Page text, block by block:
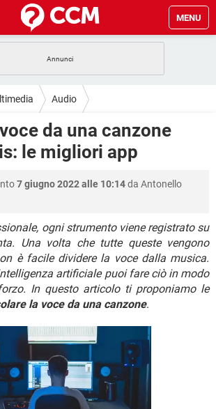
MENU
ANDROID
WINDOWS 10
WHATSAPP
GAMING
ANDROID
WINDOWS 10
WHATSAPP
GAMING
WHATSAPP
FACEBOOK
GAMING
WINDOWS 10
WHATSAPP
FACEBOOK
GAMING
ANDROID
WINDOWS 10
WHATSAPP
Audio
da una canzone
le migliori app
7 giugno 2022 alle 10:14da Antonello
ogni strumento viene registrato su
Una volta che tutte queste vengono
è facile dividere la voce dalla musica.
artificiale puoi fare ciò in modo
In questo articolo ti proponiamo le
la voce da una canzone.